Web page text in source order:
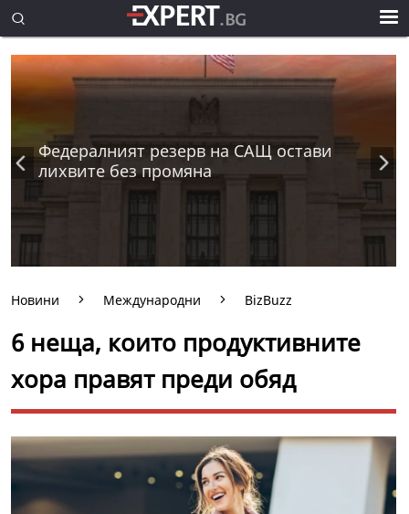
Федералният резерв на САЩ остави
лихвите без промяна
Новини Международни BizBuzz
6 неща, които продуктивните
хора правят преди обяд